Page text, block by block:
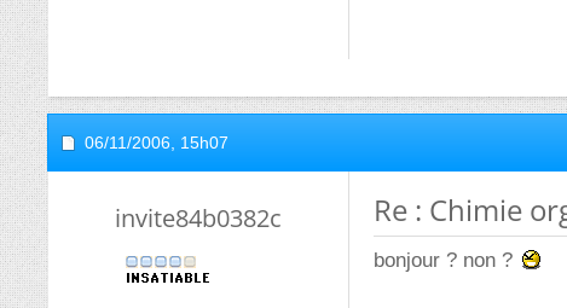
06/11/2006, 15h07
invite84b0382c Re : Chimie
bonjour ? non ?